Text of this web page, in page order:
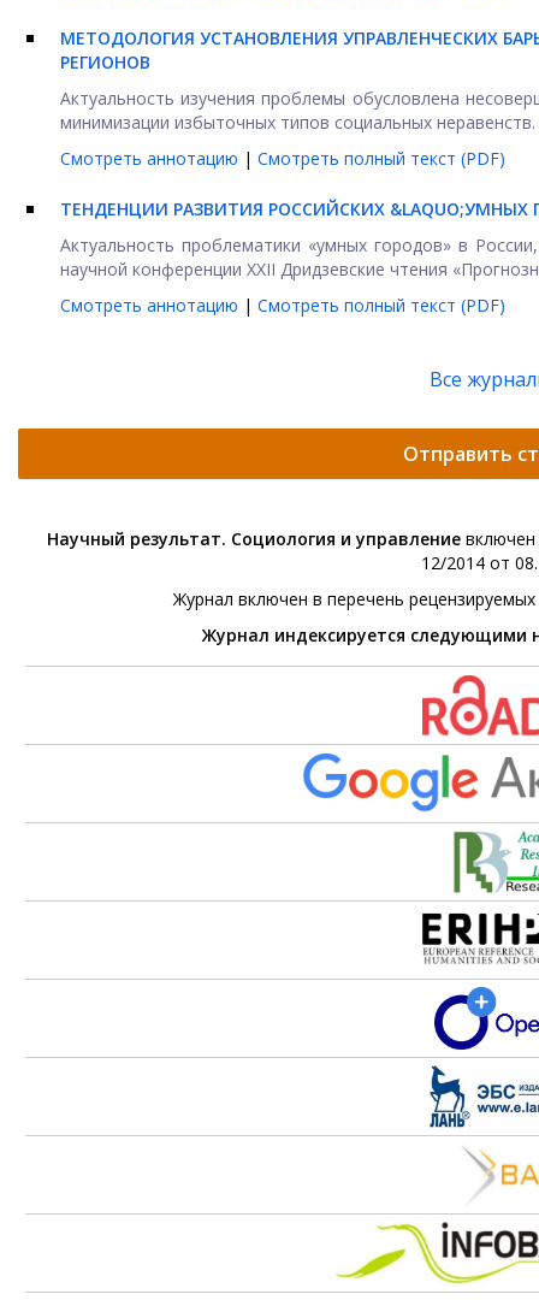
МЕТОДОЛОГИЯ УСТАНОВЛЕНИЯ УПРАВЛЕНЧЕСКИХ
РЕГИОНОВ
Актуальность изучения проблемы обусловлена
минимизации избыточных типов социальных неравенств.
Смотреть аннотацию | Смотреть полный текст (PDF)
ТЕНДЕНЦИИ РАЗВИТИЯ РОССИЙСКИХ &LAQUO;УМНЫХ
Актуальность проблематики «умных городов» в
научной конференции ХХII Дридзевские чтения
Смотреть аннотацию | Смотреть полный текст (PDF)
Все
Отправить
Научный результат. Социология и управление
12/2014 от
Журнал включен в перечень
Журнал индексируется